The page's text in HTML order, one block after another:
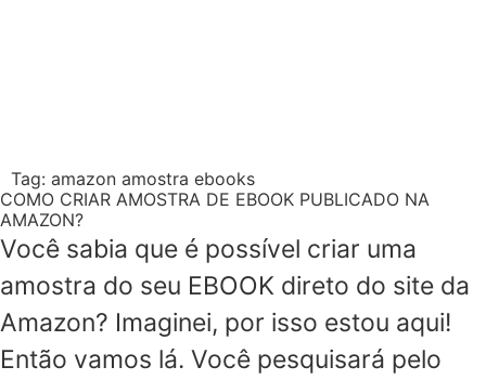
Tag: amazon amostra ebooks
COMO CRIAR AMOSTRA DE EBOOK PUBLICADO NA
AMAZON?
Você sabia que é possível criar uma
amostra do seu EBOOK direto do site da
Amazon? Imaginei, por isso estou aqui!
Então vamos lá. Você pesquisará pelo